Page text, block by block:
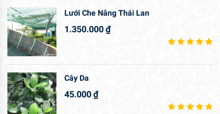
Lưới Che Nắng Thái Lan
1.350.000₫
Cây Da
45.000₫